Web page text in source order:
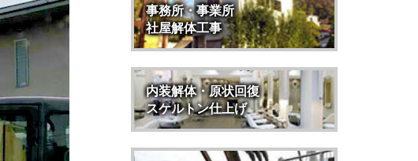
事務所・事業所
社屋解体工事
内装解体・原状回復
スケルトン仕上げ